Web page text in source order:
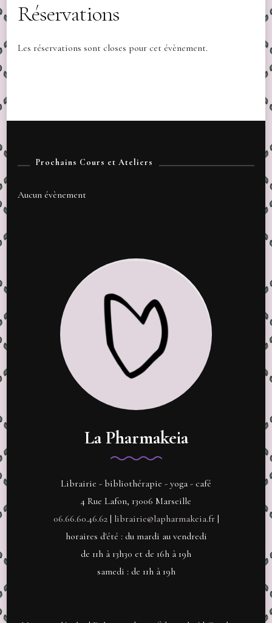
Réservations
Les réservations sont closes pour cet évènement.
Prochains Cours et Ateliers
Aucun évènement
La Pharmakeia
Librairie - bibliothérapie - yoga - café
4 Rue Lafon, 13006 Marseille
06.66.60.46.62| librairie@lapharmakeia.fr|
horaires d'été : du mardi au vendredi
de 11h à 13h30 et de 16h à 19h
samedi : de 11h à 19h